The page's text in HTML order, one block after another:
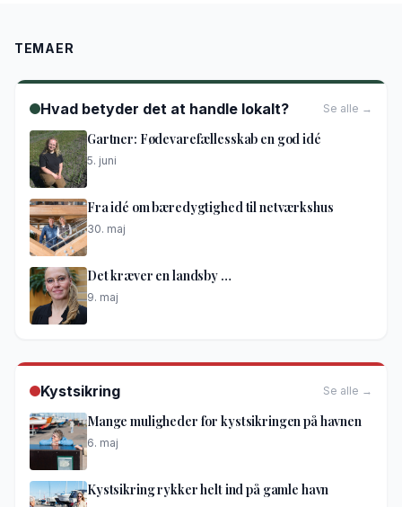
TEMAER
Hvad betyder det at handle lokalt? Se alle →
Gartner: Fødevarefællesskab en god idé
5. juni
Fra idé om bæredygtighed til netværkshus
30. maj
Det kræver en landsby …
9. maj
Kystsikring Se alle →
Mange muligheder for kystsikringen på havnen
6. maj
Kystsikring rykker helt ind på gamle havn